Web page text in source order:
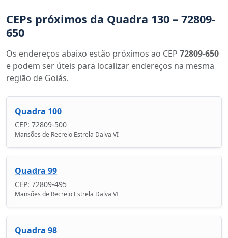
CEPs próximos da Quadra 130 – 72809-
650
Os endereços abaixo estão próximos ao CEP 72809-650
e podem ser úteis para localizar endereços na mesma
região de Goiás.
Quadra 100
CEP: 72809-500
Mansões de Recreio Estrela Dalva VI
Quadra 99
CEP: 72809-495
Mansões de Recreio Estrela Dalva VI
Quadra 98